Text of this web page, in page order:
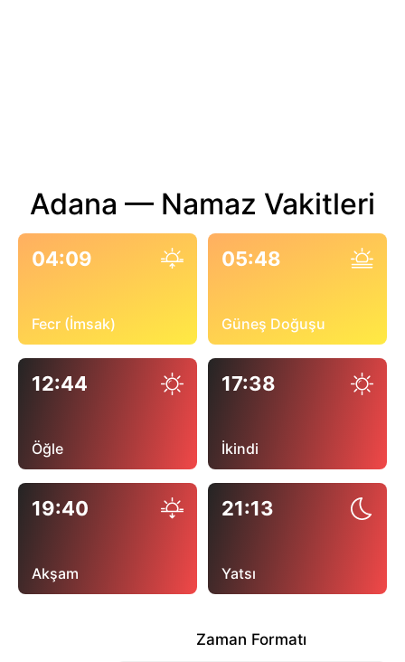
Adana — Namaz Vakitleri
04:09
Fecr (İmsak)
05:48
Güneş Doğuşu
12:44
Öğle
17:38
İkindi
19:40
Akşam
21:13
Yatsı
Zaman Formatı